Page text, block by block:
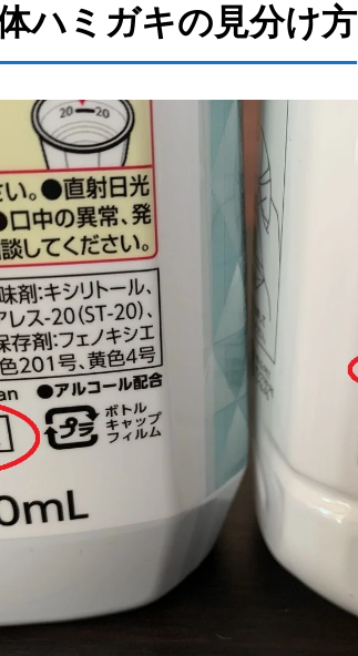
ハミガキの見分け方